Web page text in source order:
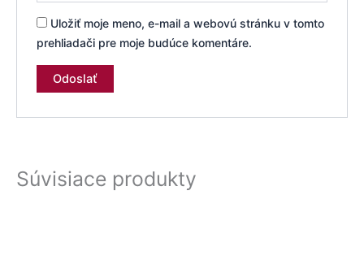
Uložiť moje meno, e-mail a webovú stránku v tomto
prehliadači pre moje budúce komentáre.
Súvisiace produkty